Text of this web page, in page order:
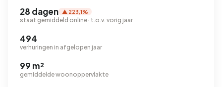
28 dagen ▲ 223,1%
staat gemiddeld online · t.o.v. vorig jaar
494
verhuringen in afgelopen jaar
99 m²
gemiddelde woonoppervlakte